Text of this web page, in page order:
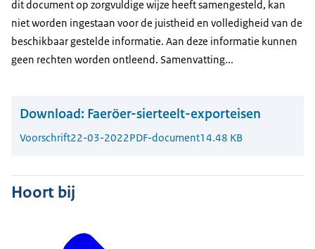
dit document op zorgvuldige wijze heeft samengesteld, kan
niet worden ingestaan voor de juistheid en volledigheid van de
beschikbaar gestelde informatie. Aan deze informatie kunnen
geen rechten worden ontleend. Samenvatting...
Download: Faeröer-sierteelt-exporteisen
Voorschrift22-03-2022PDF-document14.48 KB
Hoort bij